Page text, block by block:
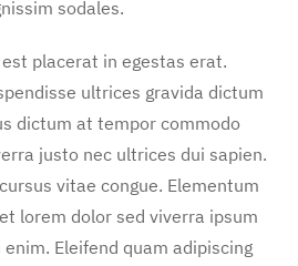
sodales.
placerat in egestas erat.
ultrices gravida dictum
dictum at tempor commodo
justo nec ultrices dui sapien.
vitae congue. Elementum
lorem dolor sed viverra ipsum
Eleifend quam adipiscing